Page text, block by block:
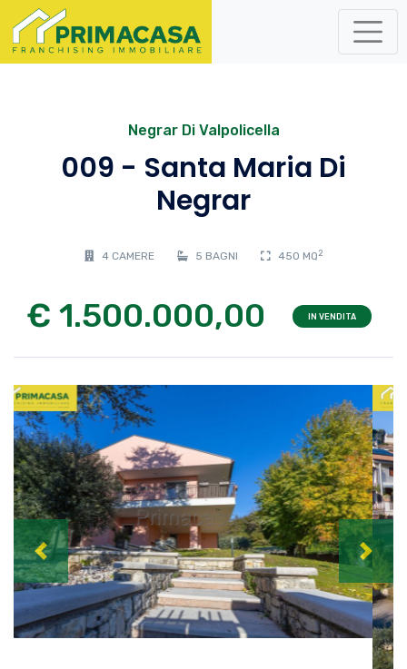
Negrar Di Valpolicella
009 - Santa Maria Di
Negrar
4 CAMERE 5 BAGNI 450 MQ 2
€ 1.500.000,00 IN VENDITA
Previous Next